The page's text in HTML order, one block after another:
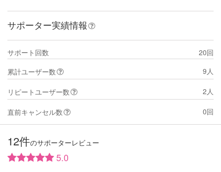
サポーター実績情報
サポート回数
20回
累計ユーザー数
9人
リピートユーザー数 2人
直前キャンセル数 0回
12件のサポーターレビュー
5.0